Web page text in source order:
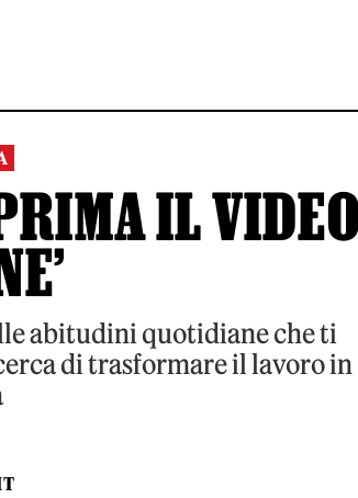
IL
abitudini quotidiane che ti
di trasformare il lavoro in